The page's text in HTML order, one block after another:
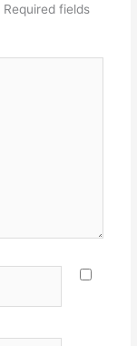
Required fields